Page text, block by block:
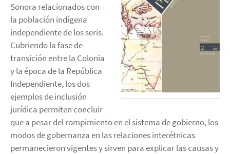
Sonora relacionados con
la población indígena
independiente de los seris.
Cubriendo la fase de
transición entre la Colonia
y la época de la República
Independiente, los dos
ejemplos de inclusión
jurídica permiten concluir
que a pesar del rompimiento en el sistema de gobierno, los
modos de gobernanza en las relaciones interétnicas
permanecieron vigentes y sirven para explicar las causas y